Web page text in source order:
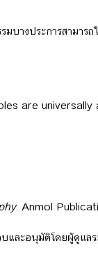
มบางประการสาม
are
. Anmol
และอนุมัติโดยผู้ดูแ